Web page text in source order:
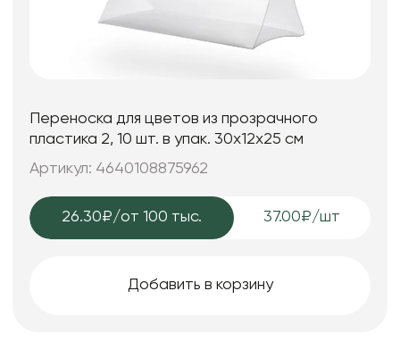
Переноска для цветов из прозрачного
пластика 2, 10 шт. в упак. 30x12x25 см
Артикул: 4640108875962
26.30₽/от 100 тыс. 37.00₽/шт
Добавить в корзину